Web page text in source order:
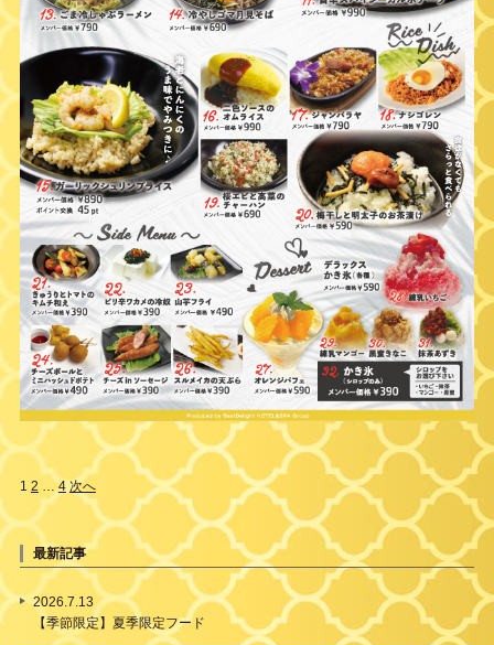
1 2 … 4 次へ
最新記事
2026.7.13
【季節限定】夏季限定フード